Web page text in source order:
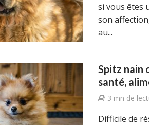
si vous êtes
son
au...
Spitz nain
santé,
3 mn de
Difficile de